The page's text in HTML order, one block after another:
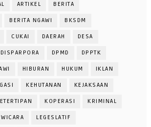
ARTIKEL BERITA
BERITA NGAWI BKSDM
CUKAI DAERAH DESA
DISPARPORA DPMD DPPTK
HIBURAN HUKUM IKLAN
KEHUTANAN KEJAKSAAN
KOPERASI KRIMINAL
LEGESLATIF